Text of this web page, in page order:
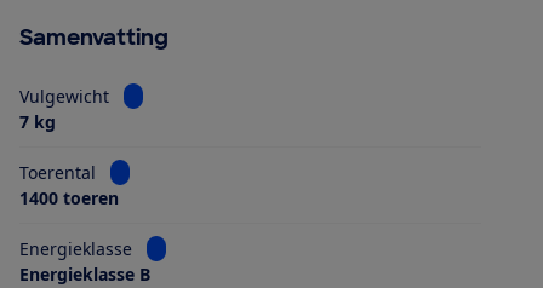
Samenvatting
Vulgewicht
Bekijk informatie voor Vulgewicht
7 kg
Toerental
Bekijk informatie voor Toerental
1400 toeren
Energieklasse
Bekijk informatie voor Energieklasse
Energieklasse B